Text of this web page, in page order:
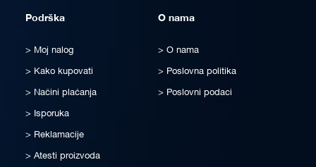
Podrška
Moj nalog
Kako kupovati
Načini plaćanja
Isporuka
Reklamacije
Atesti proizvoda
O nama
O nama
Poslovna politika
Poslovni podaci